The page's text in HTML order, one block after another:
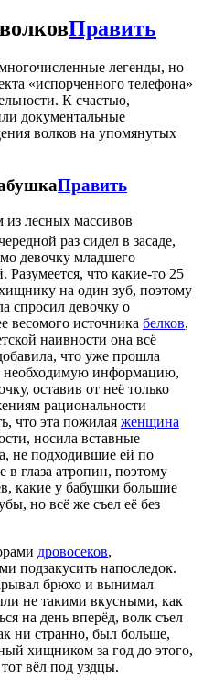
Править
легенды, но
«испорченного телефона»
К счастью,
документальные
волков на упомянутых
Править
лесных массивов
раз сидел в засаде,
девочку младшего
Разумеется, что какие-то 25
на один зуб, поэтому
спросил девочку о
весомого источника белков,
наивности она всё
что уже прошла
необходимую информацию,
оставив от неё только
рациональности
что эта пожилая женщина
носила вставные
не подходившие ей по
в глаза атропин, поэтому
какие у бабушки большие
но всё же съел её без
дровосеков,
подзакусить напоследок.
брюхо и вынимал
не такими вкусными, как
на день вперёд, волк съел
ни странно, был больше,
хищником за год до этого,
вёл под уздцы.